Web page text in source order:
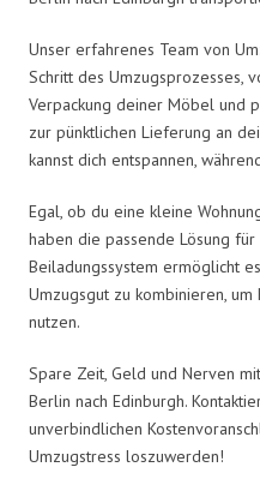
Unser erfahrenes Team von
Schritt des Umzugsprozesses,
Verpackung deiner Möbel und
zur pünktlichen Lieferung an
kannst dich entspannen,
Egal, ob du eine kleine
haben die passende Lösung
Beiladungssystem ermöglicht
Umzugsgut zu kombinieren,
nutzen.
Spare Zeit, Geld und Nerven
Berlin nach Edinburgh.
unverbindlichen
Umzugstress loszuwerden!